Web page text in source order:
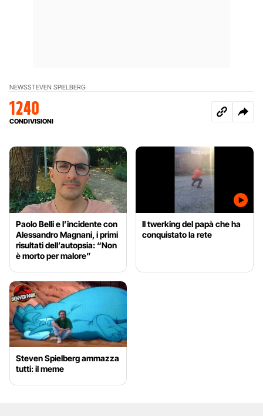
NEWSSTEVEN SPIELBERG
1240
CONDIVISIONI
Paolo Belli e l’incidente con
Alessandro Magnani, i primi
risultati dell’autopsia: “Non
è morto per malore”
Il twerking del papà che ha
conquistato la rete
Steven Spielberg ammazza
tutti: il meme